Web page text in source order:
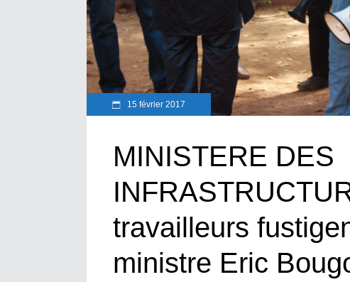
15 février 2017
MINISTERE DES
travailleurs
ministre Eric